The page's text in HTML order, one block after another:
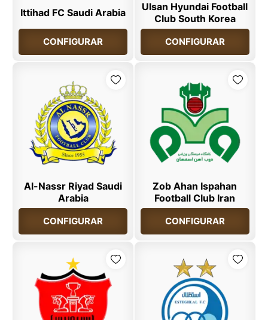
Ittihad FC Saudi Arabia
CONFIGURAR
Ulsan Hyundai Football
Club South Korea
CONFIGURAR
Al-Nassr Riyad Saudi
Arabia
CONFIGURAR
Zob Ahan Ispahan
Football Club Iran
CONFIGURAR